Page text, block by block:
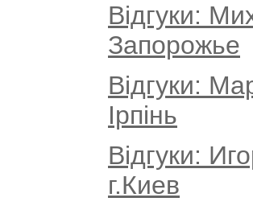
Відгуки:
Запорожье
Відгуки:
Ірпінь
Відгуки:
г.Киев